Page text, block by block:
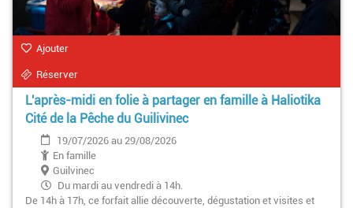
Ajouter
Réserver
L'après-midi en folie à partager en famille à Haliotika
Cité de la Pêche du Guilivinec
19/07/2026 au 29/08/2026
En famille
Guilvinec
Du mardi au vendredi à 14h.
De 14h à 17h, ce forfait allie découverte, dégustation et visites et